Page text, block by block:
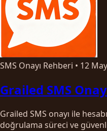
SMS Onayı Rehberi • 12
Grailed SMS
Grailed SMS onayı ile
doğrulama süreci ve